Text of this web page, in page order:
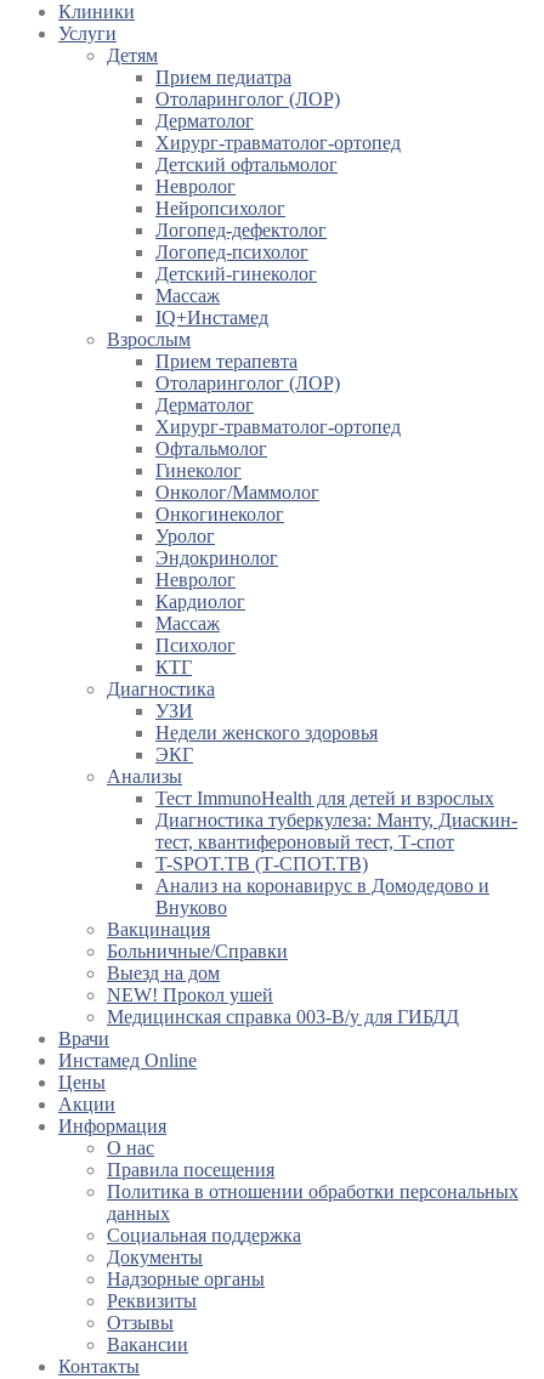
Клиники
Услуги
Детям
Прием педиатра
Отоларинголог (ЛОР)
Дерматолог
Хирург-травматолог-ортопед
Детский офтальмолог
Невролог
Нейропсихолог
Логопед-дефектолог
Логопед-психолог
Детский-гинеколог
Массаж
IQ+Инстамед
Взрослым
Прием терапевта
Отоларинголог (ЛОР)
Дерматолог
Хирург-травматолог-ортопед
Офтальмолог
Гинеколог
Онколог/Маммолог
Онкогинеколог
Уролог
Эндокринолог
Невролог
Кардиолог
Массаж
Психолог
КТГ
Диагностика
УЗИ
Недели женского здоровья
ЭКГ
Анализы
Тест ImmunoHealth для детей и взрослых
Диагностика туберкулеза: Манту, Диаскин-
тест, квантифероновый тест, Т-спот
T-SPOT.TB (Т-СПОТ.ТВ)
Анализ на коронавирус в Домодедово и
Внуково
Вакцинация
Больничные/Справки
Выезд на дом
NEW! Прокол ушей
Медицинская справка 003-В/у для ГИБДД
Врачи
Инстамед Online
Цены
Акции
Информация
О нас
Правила посещения
Политика в отношении обработки персональных
данных
Социальная поддержка
Документы
Надзорные органы
Реквизиты
Отзывы
Вакансии
Контакты